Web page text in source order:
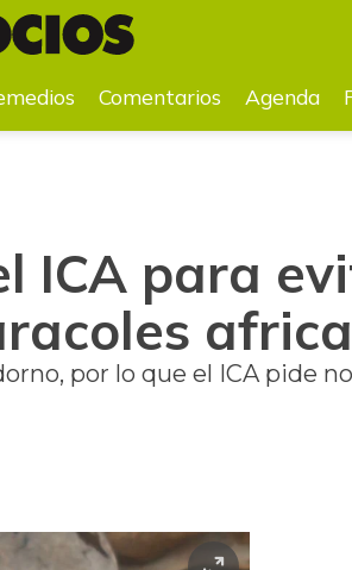
Comentarios Agenda
ICA para
por lo que el ICA pide no